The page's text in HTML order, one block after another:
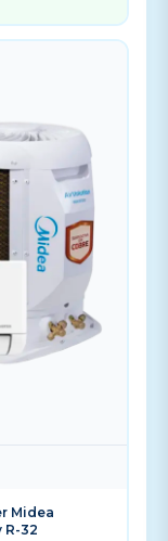
Midea
R-32